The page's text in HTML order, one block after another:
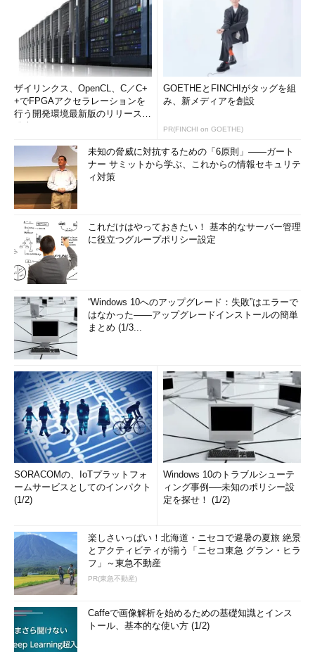
ザイリンクス、OpenCL、C／C+
+でFPGAアクセラレーションを
行う開発環境最新版のリリースを
GOETHEとFINCHIがタッグを組
み、新メディアを創設
PR(FINCHI on GOETHE)
未知の脅威に対抗するための「6原則」――ガート
ナー サミットから学ぶ、これからの情報セキュリテ
ィ対策
これだけはやっておきたい！ 基本的なサーバー管理
に役立つグループポリシー設定
“Windows 10へのアップグレード：失敗”はエラーで
はなかった――アップグレードインストールの簡単
まとめ (1/3...
SORACOMの、IoTプラットフォ
ームサービスとしてのインパクト
(1/2)
Windows 10のトラブルシューテ
ィング事例──未知のポリシー設
定を探せ！ (1/2)
楽しさいっぱい！北海道・ニセコで避暑の夏旅 絶景
とアクティビティが揃う「ニセコ東急 グラン・ヒラ
フ」～東急不動産
PR(東急不動産)
Caffeで画像解析を始めるための基礎知識とインス
トール、基本的な使い方 (1/2)